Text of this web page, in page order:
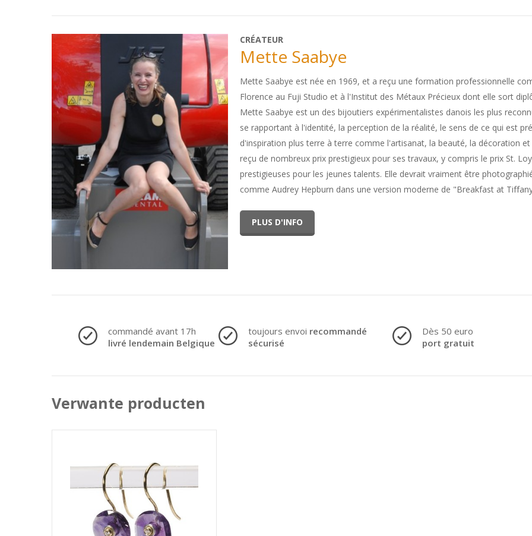
CRÉATEUR
Mette Saabye
Mette Saabye est née en 1969, et a reçu une formation professionnelle
Florence au Fuji Studio et à l'Institut des Métaux Précieux dont elle sort
Mette Saabye est un des bijoutiers expérimentalistes danois les plus
se rapportant à l'identité, la perception de la réalité, le sens de ce qui est
d'inspiration plus terre à terre comme l'artisanat, la beauté, la décoration
reçu de nombreux prix prestigieux pour ses travaux, y compris le prix St.
prestigieuses pour les jeunes talents. Elle devrait vraiment être
comme Audrey Hepburn dans une version moderne de "Breakfast at
PLUS D'INFO
commandé avant 17h
livré lendemain Belgique
toujours envoi recommandé
sécurisé
Dès 50 euro
port gratuit
Verwante producten